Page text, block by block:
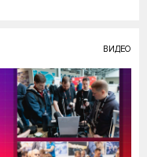
ВИДЕО